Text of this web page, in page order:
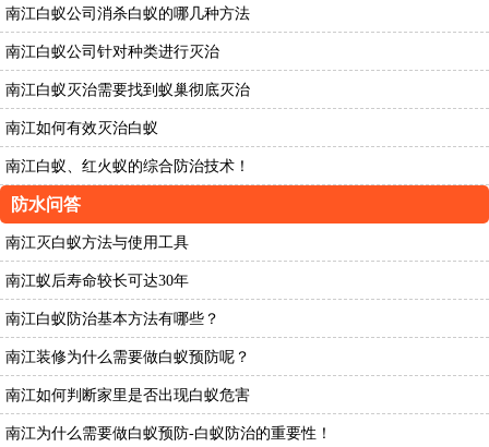
南江白蚁公司消杀白蚁的哪几种方法
南江白蚁公司针对种类进行灭治
南江白蚁灭治需要找到蚁巢彻底灭治
南江如何有效灭治白蚁
南江白蚁、红火蚁的综合防治技术！
防水问答
南江灭白蚁方法与使用工具
南江蚁后寿命较长可达30年
南江白蚁防治基本方法有哪些？
南江装修为什么需要做白蚁预防呢？
南江如何判断家里是否出现白蚁危害
南江为什么需要做白蚁预防-白蚁防治的重要性！